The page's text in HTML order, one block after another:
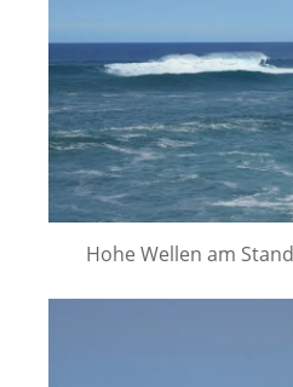
Hohe Wellen am